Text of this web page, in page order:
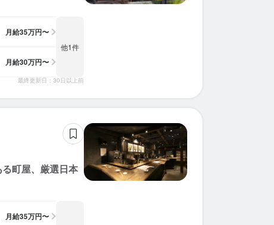
月給35万円〜
月給30万円〜
他1件
最終更新日：30日以上前
町屋、厳選日本
月給35万円〜